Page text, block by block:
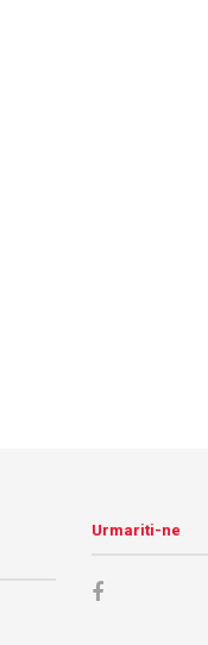
Urmariti-ne